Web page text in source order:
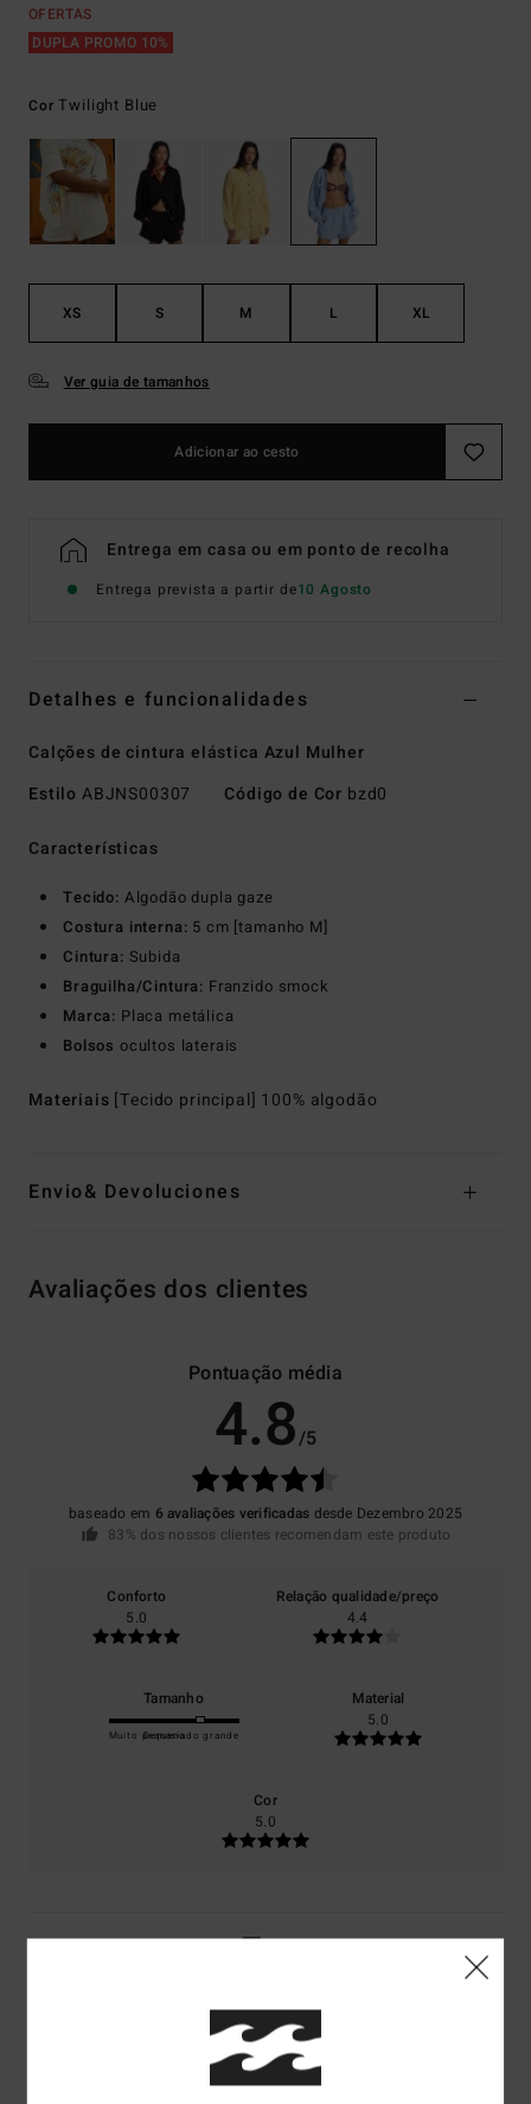
OFERTAS
DUPLA PROMO 10%
CorTwilight Blue
XS S M L XL
Ver guia de tamanhos
Adicionar ao cesto
Entrega em casa ou em ponto de recolha
Entrega prevista a partir de10 Agosto
Detalhes e funcionalidades
Calções de cintura elástica Azul Mulher
Estilo ABJNS00307 Código de Cor bzd0
Características
Tecido: Algodão dupla gaze
Costura interna: 5 cm [tamanho M]
Cintura: Subida
Braguilha/Cintura: Franzido smock
Marca: Placa metálica
Bolsos ocultos laterais
Materiais [Tecido principal] 100% algodão
Envio& Devoluciones
Avaliações dos clientes
Pontuação média
4.8/5
baseado em 6 avaliações verificadas desde Dezembro 2025
83% dos nossos clientes recomendam este produto
Conforto
5.0
Relação qualidade/preço
4.4
Tamanho
Muito pequeno
Demasiado grande
Material
5.0
Cor
5.0
5